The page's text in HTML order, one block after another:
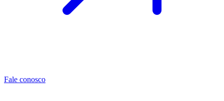
Fale conosco